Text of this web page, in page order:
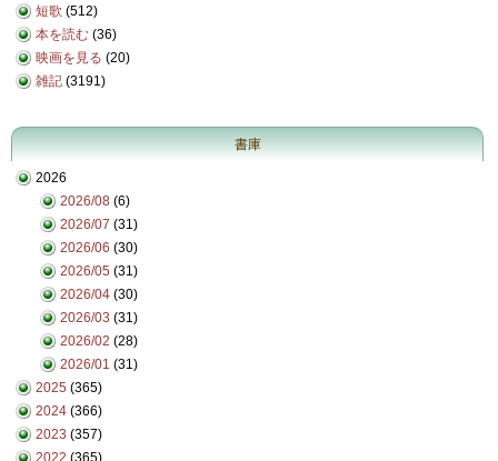
短歌 (512)
本を読む (36)
映画を見る (20)
雑記 (3191)
書庫
2026
2026/08 (6)
2026/07 (31)
2026/06 (30)
2026/05 (31)
2026/04 (30)
2026/03 (31)
2026/02 (28)
2026/01 (31)
2025 (365)
2024 (366)
2023 (357)
2022 (365)